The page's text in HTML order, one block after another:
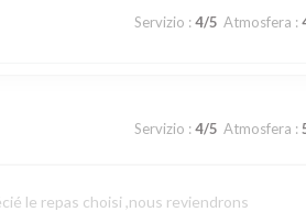
Servizio : 4/5 Atmosfera :
Servizio : 4/5 Atmosfera :
le repas choisi ,nous reviendrons